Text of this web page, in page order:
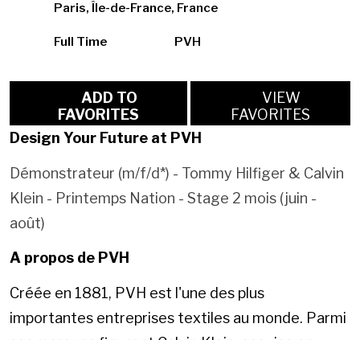
Paris, Île-de-France, France
Full Time PVH
FAVORITES
VIEW
FAVORITES
Design Your Future at PVH
Démonstrateur (m/f/d*) - Tommy Hilfiger & Calvin
Klein - Printemps Nation - Stage 2 mois (juin -
août)
A propos de PVH
Créée en 1881, PVH est l'une des plus
importantes entreprises textiles au monde. Parmi